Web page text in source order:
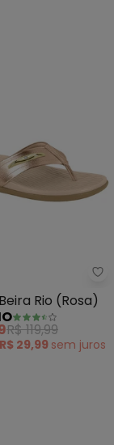
Moleca
Rio (Rosa)
R$ 119,99
R$ 29,99 sem juros